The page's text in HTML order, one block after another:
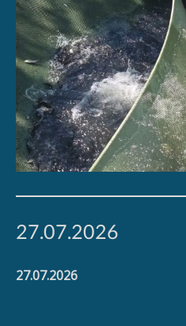
27.07.2026
27.07.2026